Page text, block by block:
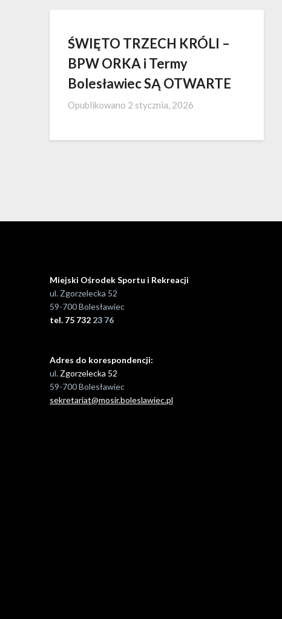
ŚWIĘTO TRZECH KRÓLI –
BPW ORKA i Termy
Bolesławiec SĄ OTWARTE
Opublikowano 2 stycznia, 2026
Miejski Ośrodek Sportu i Rekreacji
ul. Zgorzelecka 52
59-700 Bolesławiec
tel. 75 732 23 76
Adres do korespondencji:
ul. Zgorzelecka 52
59-700 Bolesławiec
sekretariat@mosir.boleslawiec.pl